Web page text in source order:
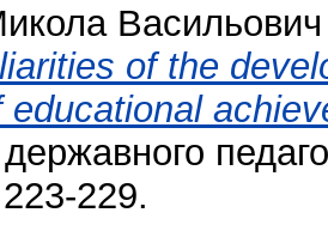
Васильович
of the
educational
229.